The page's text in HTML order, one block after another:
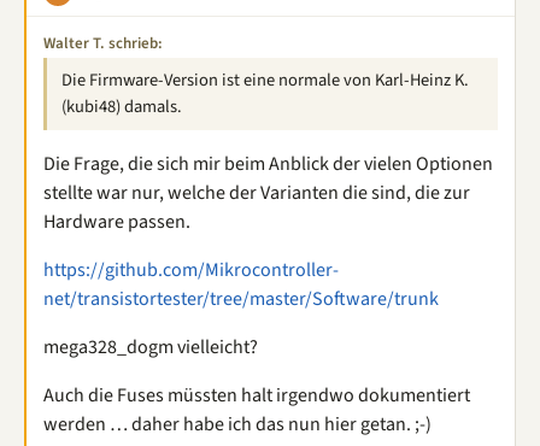
Walter T. schrieb:
Die Firmware-Version ist eine normale von Karl-Heinz K.
(kubi48) damals.
Die Frage, die sich mir beim Anblick der vielen Optionen
stellte war nur, welche der Varianten die sind, die zur
Hardware passen.
https://github.com/Mikrocontroller-
net/transistortester/tree/master/Software/trunk
mega328_dogm vielleicht?
Auch die Fuses müssten halt irgendwo dokumentiert
werden … daher habe ich das nun hier getan. ;-)